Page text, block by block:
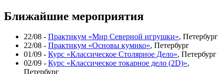
Ближайшие мероприятия
22/08 - Практикум «Мир Северной игрушки», Петербург
22/08 - Практикум «Основы кумико», Петербург
01/09 - Курс «Классическое Столярное Дело», Петербург
02/09 - Курс «Классическое токарное дело (2D)»,
Петербург